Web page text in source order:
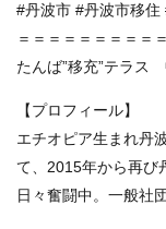
#丹波市 #丹波市移住
＝＝＝＝＝＝＝＝＝
たんば”移充”テラス
【プロフィール】
エチオピア生まれ丹
て、2015年から再び
日々奮闘中。一般社